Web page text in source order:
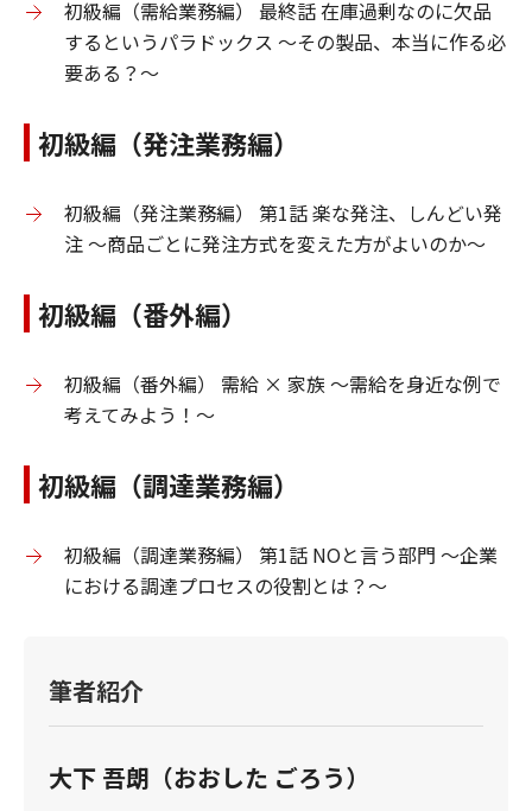
初級編（需給業務編） 最終話 在庫過剰なのに欠品
するというパラドックス ～その製品、本当に作る必
要ある？～
初級編（発注業務編）
初級編（発注業務編） 第1話 楽な発注、しんどい発
注 ～商品ごとに発注方式を変えた方がよいのか～
初級編（番外編）
初級編（番外編） 需給 × 家族 ～需給を身近な例で
考えてみよう！～
初級編（調達業務編）
初級編（調達業務編） 第1話 NOと言う部門 ～企業
における調達プロセスの役割とは？～
筆者紹介
大下 吾朗（おおした ごろう）